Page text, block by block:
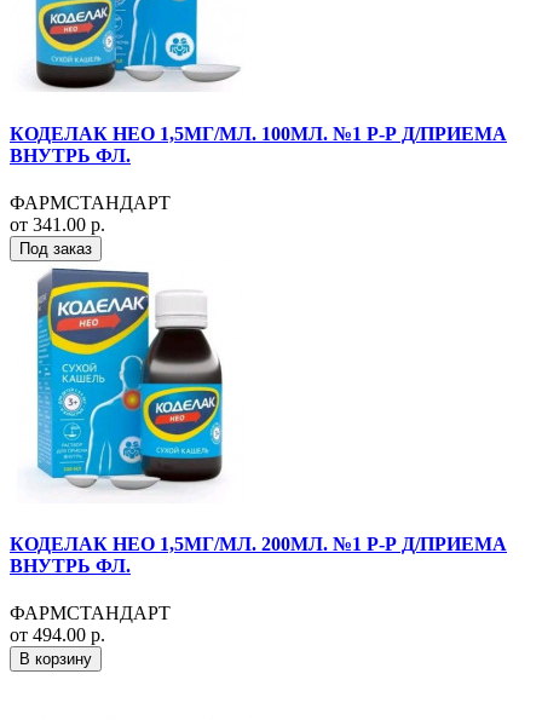
КОДЕЛАК НЕО 1,5МГ/МЛ. 100МЛ. №1 Р-Р Д/ПРИЕМА
ВНУТРЬ ФЛ.
ФАРМСТАНДАРТ
от 341.00 р.
Под заказ
КОДЕЛАК НЕО 1,5МГ/МЛ. 200МЛ. №1 Р-Р Д/ПРИЕМА
ВНУТРЬ ФЛ.
ФАРМСТАНДАРТ
от 494.00 р.
В корзину